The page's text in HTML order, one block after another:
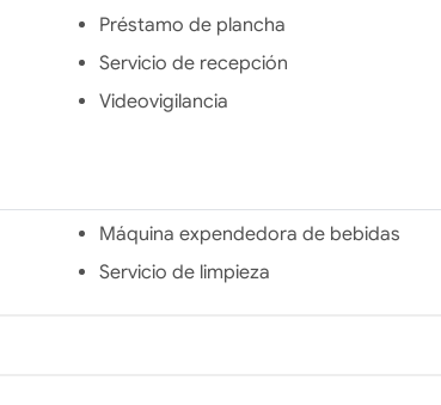
Préstamo de plancha
Servicio de recepción
Videovigilancia
Máquina expendedora de bebidas
Servicio de limpieza